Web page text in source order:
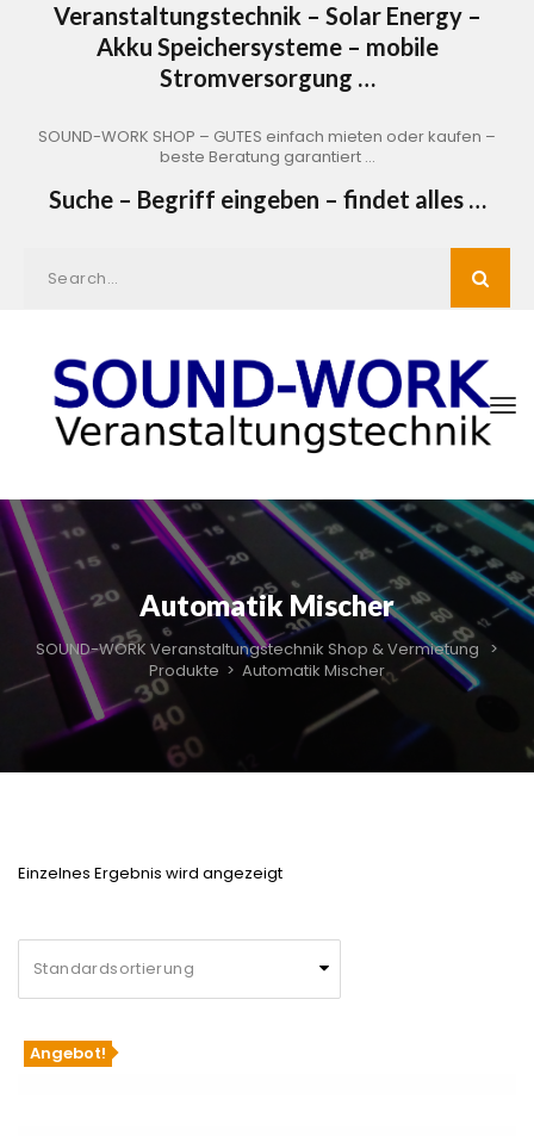
Veranstaltungstechnik – Solar Energy –
Akku Speichersysteme – mobile
Stromversorgung …
SOUND-WORK SHOP – GUTES einfach mieten oder kaufen –
beste Beratung garantiert …
Suche – Begriff eingeben – findet alles …
Automatik Mischer
SOUND-WORK Veranstaltungstechnik Shop & Vermietung >
Produkte > Automatik Mischer
Einzelnes Ergebnis wird angezeigt
Angebot!